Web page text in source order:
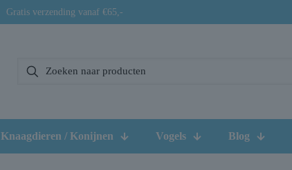
Gratis verzending vanaf €65,-
Knaagdieren / Konijnen Vogels Blog